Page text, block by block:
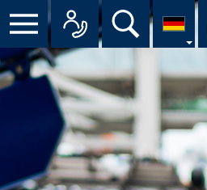
Menü Alle Suche